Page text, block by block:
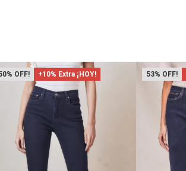
+10% Extra ¡HOY! 53